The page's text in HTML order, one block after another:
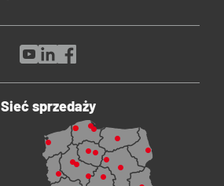
Sieć sprzedaży